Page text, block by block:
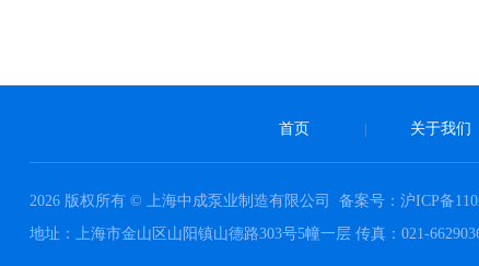
首页 关于我们
2026 版权所有 © 上海中成泵业制造有限公司 备案号：沪ICP备
地址：上海市金山区山阳镇山德路303号5幢一层 传真：021-